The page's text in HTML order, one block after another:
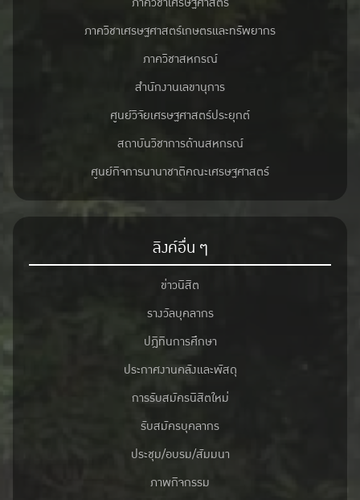
ภาควิชาเศรษฐศาสตร์เกษตรและทรัพยากร
ภาควิชาสหกรณ์
สำนักงานเลขานุการ
ศูนย์วิจัยเศรษฐศาสตร์ประยุกต์
สถาบันวิชาการด้านสหกรณ์
ศูนย์กิจการนานาชาติคณะเศรษฐศาสตร์
ลิงค์อื่น ๆ
ข่าวนิสิต
รางวัลบุคลากร
ปฎิทินการศึกษา
ประกาศงานคลังและพัสดุ
การรับสมัครนิสิตใหม่
รับสมัครบุคลากร
ประชุม/อบรม/สัมมนา
ภาพกิจกรรม